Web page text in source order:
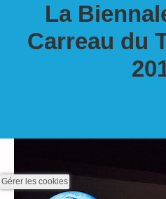
La
Carreau du
Gérer les cookies